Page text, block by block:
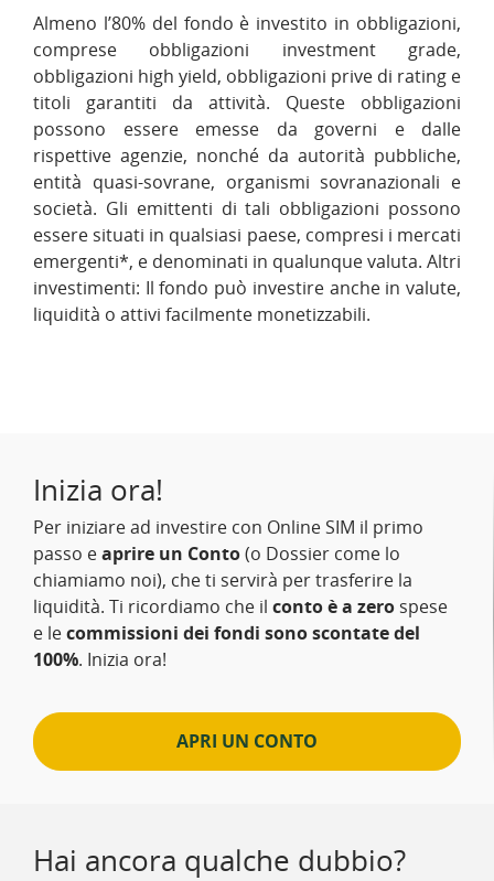
Almeno l’80% del fondo è investito in obbligazioni,
comprese obbligazioni investment grade,
obbligazioni high yield, obbligazioni prive di rating e
titoli garantiti da attività. Queste obbligazioni
possono essere emesse da governi e dalle
rispettive agenzie, nonché da autorità pubbliche,
entità quasi-sovrane, organismi sovranazionali e
società. Gli emittenti di tali obbligazioni possono
essere situati in qualsiasi paese, compresi i mercati
emergenti*, e denominati in qualunque valuta. Altri
investimenti: Il fondo può investire anche in valute,
liquidità o attivi facilmente monetizzabili.
Inizia ora!
Per iniziare ad investire con Online SIM il primo
passo eaprire un Conto(o Dossier come lo
chiamiamo noi), che ti servirà per trasferire la
liquidità. Ti ricordiamo che il conto è a zero spese
e lecommissioni dei fondi sono scontate del
100%. Inizia ora!
APRI UN CONTO
Hai ancora qualche dubbio?